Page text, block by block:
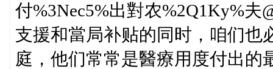
付%3Nec5%出對农%2Q1Ky%
支援和當局补贴的同时，咱们也
庭，他们常常是醫療用度付出的